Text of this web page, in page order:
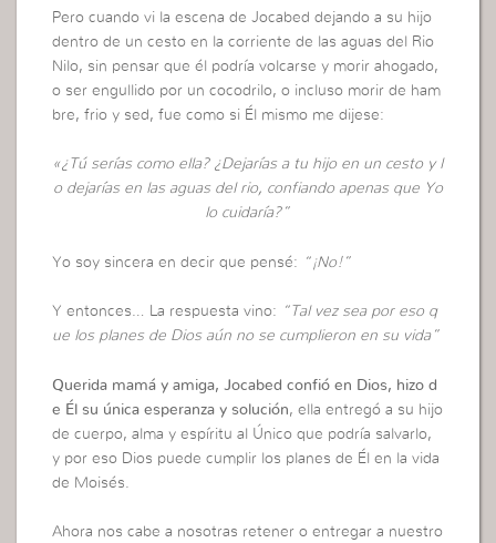
Pero cuando vi la escena de Jocabed dejando a su hijo
dentro de un cesto en la corriente de las aguas del Rio
Nilo, sin pensar que él podría volcarse y morir ahogado,
o ser engullido por un cocodrilo, o incluso morir de ham
bre, frio y sed, fue como si Él mismo me dijese:
«¿Tú serías como ella? ¿Dejarías a tu hijo en un cesto y l
o dejarías en las aguas del rio, confiando apenas que Yo
lo cuidaría?”
Yo soy sincera en decir que pensé: “¡No!”
Y entonces… La respuesta vino:
“Tal vez sea por eso q
ue los planes de Dios aún no se cumplieron en su vida”
Querida mamá y amiga, Jocabed confió en Dios, hizo d
e Él su única esperanza y solución, ella entregó a su hijo
de cuerpo, alma y espíritu al Único que podría salvarlo,
y por eso Dios puede cumplir los planes de Él en la vida
de Moisés.
Ahora nos cabe a nosotras retener o entregar a nuestro